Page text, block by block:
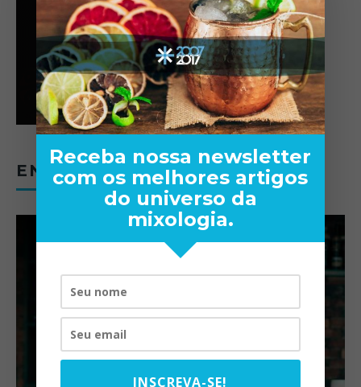
ENTREVISTAS
Receba nossa newsletter
com os melhores artigos
do universo da
mixologia.
INSCREVA-SE!